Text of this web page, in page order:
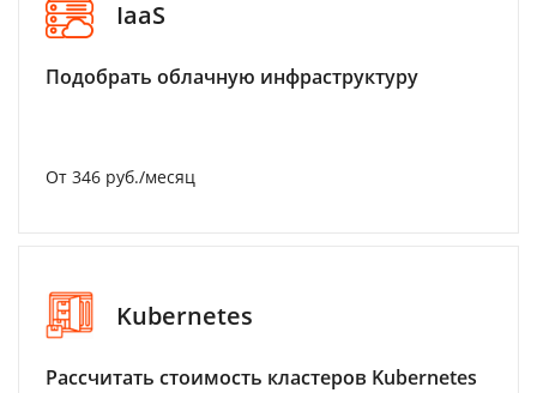
IaaS
Подобрать облачную инфраструктуру
От 346 руб./месяц
Kubernetes
Рассчитать стоимость кластеров Kubernetes